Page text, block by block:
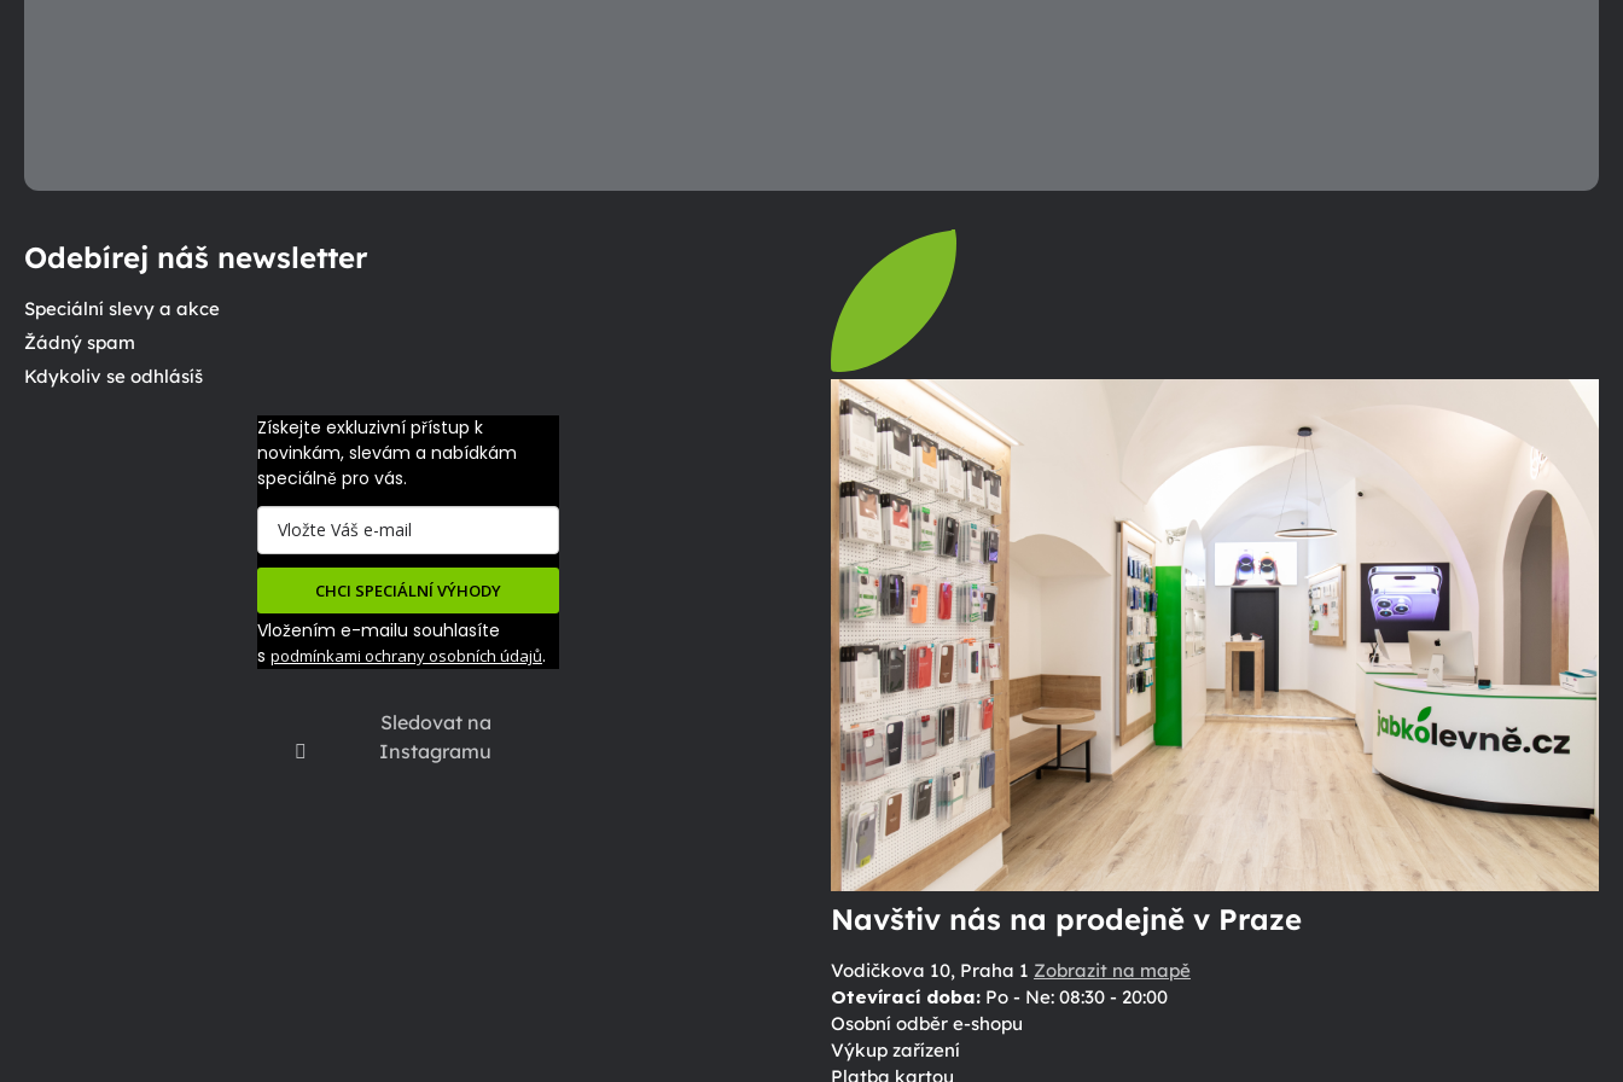
Sledovat na
Instagramu
Odebírej náš newsletter
Speciální slevy a akce
Žádný spam
Kdykoliv se odhlásíš
Získejte exkluzivní přístup k
novinkám, slevám a nabídkám
speciálně pro vás.
CHCI SPECIÁLNÍ VÝHODY
Vložením e-mailu souhlasíte
s podmínkami ochrany osobních údajů.
Navštiv nás na prodejně v Praze
Vodičkova 10, Praha 1 Zobrazit na mapě
Otevírací doba:Po - Ne: 08:30 - 20:00
Osobní odběr e-shopu
Výkup zařízení
Platba kartou